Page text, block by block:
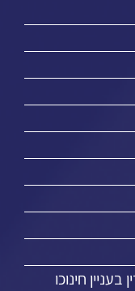
חינוכו